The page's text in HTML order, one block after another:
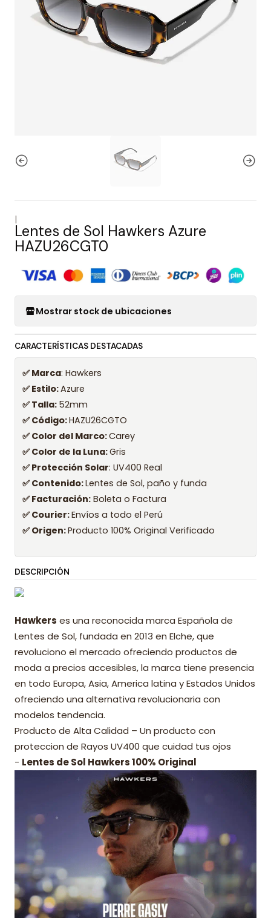
|
Lentes de Sol Hawkers Azure
HAZU26CGT0
Mostrar stock de ubicaciones
CARACTERÍSTICAS DESTACADAS
✅ Marca: Hawkers
✅ Estilo:Azure
✅ Talla: 52mm
✅ Código:HAZU26CGTO
✅ Color del Marco:Carey
✅ Color de la Luna:Gris
✅ Protección Solar: UV400 Real
✅ Contenido:Lentes de Sol, paño y funda
✅ Facturación: Boleta o Factura
✅ Courier:Envíos a todo el Perú
✅ Origen:Producto 100% Original Verificado
DESCRIPCIÓN
Hawkers es una reconocida marca Española de
Lentes de Sol, fundada en 2013 en Elche, que
revoluciono el mercado ofreciendo productos de
moda a precios accesibles, la marca tiene presencia
en todo Europa, Asia, America latina y Estados Unidos
ofreciendo una alternativa revolucionaria con
modelos tendencia.
Producto de Alta Calidad – Un producto con
proteccion de Rayos UV400 que cuidad tus ojos
- Lentes de Sol Hawkers 100% Original